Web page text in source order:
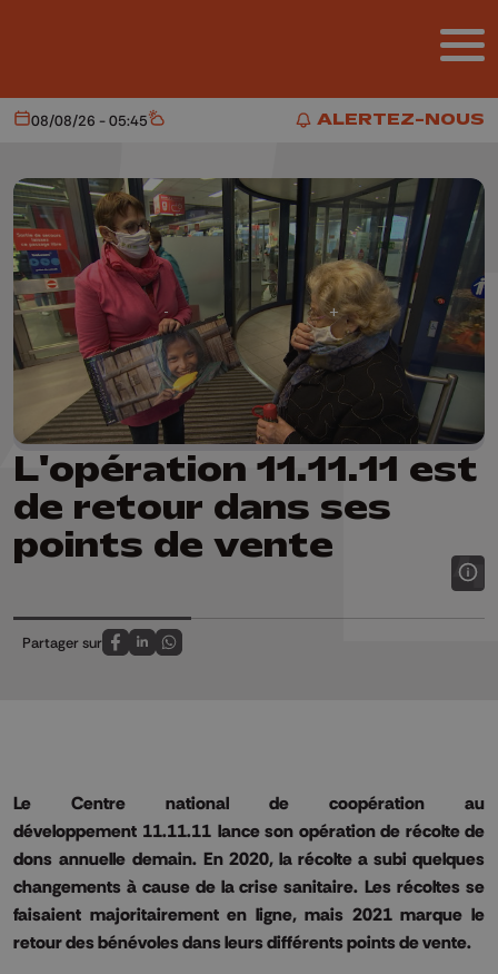
ALERTEZ-NOUS
ALERTEZ-NOUS
Aujourd'hui
08/08/26 - 05:45 Météo
L'opération 11.11.11 est
de retour dans ses
points de vente
Partager sur
Partagez sur FaceBook
Partagez sur LinkedIn
Partagez sur Whatsapp
Le Centre national de coopération au
développement 11.11.11 lance son opération de récolte de
dons annuelle demain. En 2020, la récolte a subi quelques
changements à cause de la crise sanitaire. Les récoltes se
faisaient majoritairement en ligne, mais 2021 marque le
retour des bénévoles dans leurs différents points de vente.